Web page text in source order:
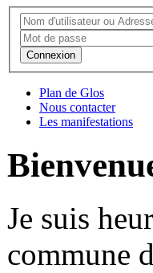
Connexion
Plan de Glos
Nous contacter
Les manifestations
Je suis
commune